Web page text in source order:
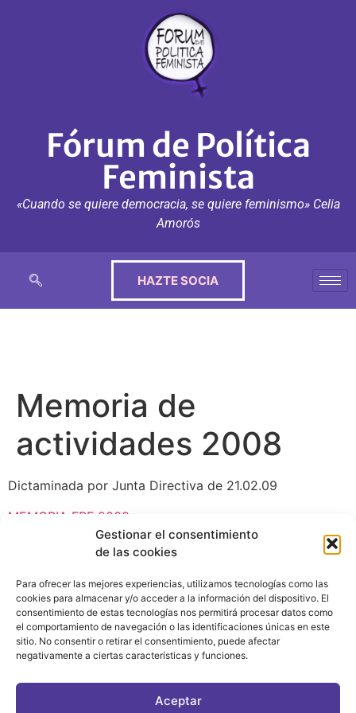
Gestionar el consentimiento
de las cookies
Para ofrecer las mejores experiencias, utilizamos tecnologías como las
cookies para almacenar y/o acceder a la información del dispositivo. El
consentimiento de estas tecnologías nos permitirá procesar datos como
el comportamiento de navegación o las identificaciones únicas en este
sitio. No consentir o retirar el consentimiento, puede afectar
negativamente a ciertas características y funciones.
Aceptar
Fórum de Política
Feminista
«Cuando se quiere democracia, se quiere feminismo» Celia
Amorós
HAZTE SOCIA
Memoria de
actividades 2008
Dictaminada por Junta Directiva de 21.02.09
MEMORIA FPF 2008
ASOCIATE AL FÓRUM